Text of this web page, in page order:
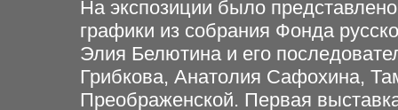
На экспозиции было
графики из собрания Фонда
Элия Белютина и его
Грибкова, Анатолия Сафохина,
Преображенской. Первая